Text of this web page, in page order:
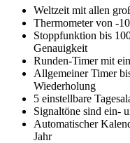
Weltzeit mit allen
Thermometer von -
Stoppfunktion bis
Genauigkeit
Runden-Timer mit
Allgemeiner Timer
Wiederholung
5 einstellbare
Signaltöne sind ein-
Automatischer
Jahr